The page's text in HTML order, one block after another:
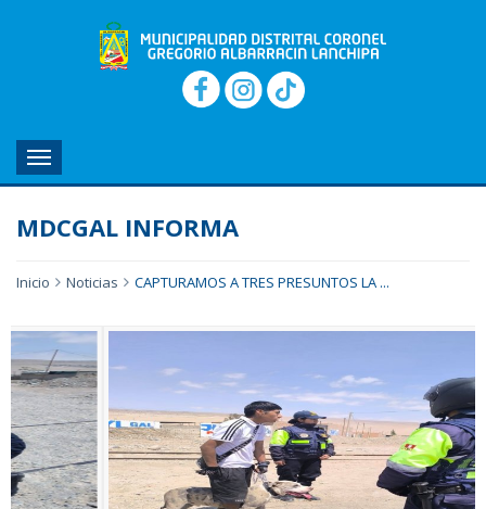
MENU
MDCGAL INFORMA
Inicio Noticias CAPTURAMOS A TRES PRESUNTOS LA ...